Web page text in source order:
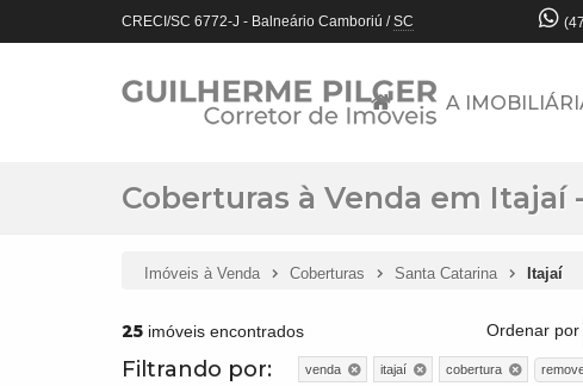
CRECI/SC 6772-J - Balneário Camboriú /SC
A
Coberturas à Venda em Itajaí
Imóveis à Venda Coberturas Santa Catarina Itajaí
25 imóveis encontrados Ordenar por
Filtrando por: venda itajaí cobertura